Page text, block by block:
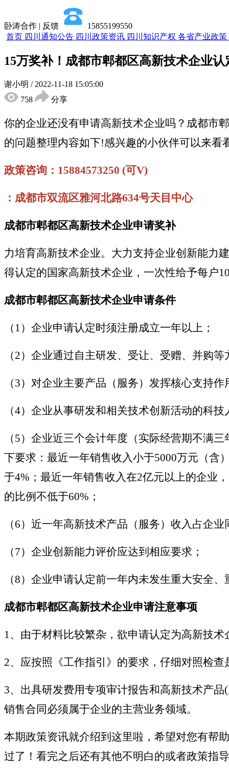
卧涛合作 | 反馈
15855199550
首页 四川通知公告 四川政策资讯 四川知识产权 各省产业政策
15万奖补！成都市郫都区高新技术企业
谢小明 / 2022-11-18 15:05:00
758
分享
你的企业还没有申请高新技术企业吗？成都市
的问题整理内容如下!感兴趣的小伙伴可以来
政策咨询：15884573250 (可V)
：成都市双流区雅河北路634号天目中心
成都市郫都区高新技术企业申请奖补
力培育高新技术企业。大力支持企业创新能力
得认定的国家高新技术企业，一次性给予每户
成都市郫都区高新技术企业申请条件
（1）企业申请认定时须注册成立一年以上；
（2）企业通过自主研发、受让、受赠、并购
（3）对企业主要产品（服务）发挥核心支持
（4）企业从事研发和相关技术创新活动的科
（5）企业近三个会计年度（实际经营期不满
下要求：最近一年销售收入小于5000万元（含
于4%；最近一年销售收入在2亿元以上的企业
的比例不低于60%；
（6）近一年高新技术产品（服务）收入占企
（7）企业创新能力评价应达到相应要求；
（8）企业申请认定前一年内未发生重大安全
成都市郫都区高新技术企业申请注意事项
1、由于材料比较繁杂，欲申请认定为高新技
2、应按照《工作指引》的要求，仔细对照检查
3、出具研发费用专项审计报告和高新技术产
销售合同必须属于企业的主营业务领域。
本期政策资讯就介绍到这里啦，希望对您有帮
过了！看完之后还有其他不明白的或者政策指